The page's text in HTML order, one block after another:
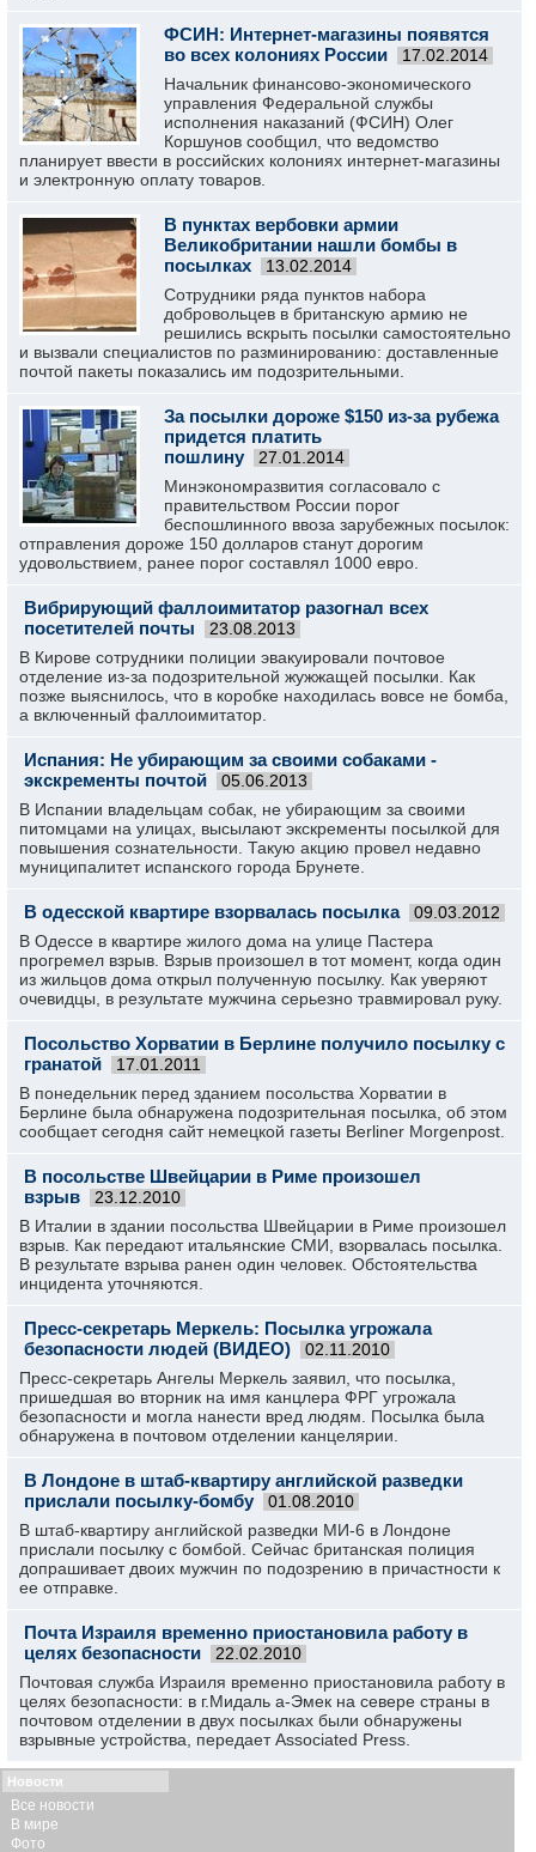
ФСИН: Интернет-магазины появятся
во всех колониях России
17.02.2014
Начальник финансово-экономического
управления Федеральной службы
исполнения наказаний (ФСИН) Олег
Коршунов сообщил, что ведомство
планирует ввести в российских колониях интернет-магазины
и электронную оплату товаров.
В пунктах вербовки армии
Великобритании нашли бомбы в
посылках
13.02.2014
Сотрудники ряда пунктов набора
добровольцев в британскую армию не
решились вскрыть посылки самостоятельно
и вызвали специалистов по разминированию: доставленные
почтой пакеты показались им подозрительными.
За посылки дороже $150 из-за рубежа
придется платить
пошлину
27.01.2014
Минэкономразвития согласовало с
правительством России порог
беспошлинного ввоза зарубежных посылок:
отправления дороже 150 долларов станут дорогим
удовольствием, ранее порог составлял 1000 евро.
Вибрирующий фаллоимитатор разогнал всех
посетителей почты
23.08.2013
В Кирове сотрудники полиции эвакуировали почтовое
отделение из-за подозрительной жужжащей посылки. Как
позже выяснилось, что в коробке находилась вовсе не бомба,
а включенный фаллоимитатор.
Испания: Не убирающим за своими собаками -
экскременты почтой
05.06.2013
В Испании владельцам собак, не убирающим за своими
питомцами на улицах, высылают экскременты посылкой для
повышения сознательности. Такую акцию провел недавно
муниципалитет испанского города Брунете.
В одесской квартире взорвалась посылка 09.03.2012
В Одессе в квартире жилого дома на улице Пастера
прогремел взрыв. Взрыв произошел в тот момент, когда один
из жильцов дома открыл полученную посылку. Как уверяют
очевидцы, в результате мужчина серьезно травмировал руку.
Посольство Хорватии в Берлине получило посылку с
гранатой
17.01.2011
В понедельник перед зданием посольства Хорватии в
Берлине была обнаружена подозрительная посылка, об этом
сообщает сегодня сайт немецкой газеты Berliner Morgenpost.
В посольстве Швейцарии в Риме произошел
взрыв
23.12.2010
В Италии в здании посольства Швейцарии в Риме произошел
взрыв. Как передают итальянские СМИ, взорвалась посылка.
В результате взрыва ранен один человек. Обстоятельства
инцидента уточняются.
Пресс-секретарь Меркель: Посылка угрожала
безопасности людей (ВИДЕО)
02.11.2010
Пресс-секретарь Ангелы Меркель заявил, что посылка,
пришедшая во вторник на имя канцлера ФРГ угрожала
безопасности и могла нанести вред людям. Посылка была
обнаружена в почтовом отделении канцелярии.
В Лондоне в штаб-квартиру английской разведки
прислали посылку-бомбу
01.08.2010
В штаб-квартиру английской разведки МИ-6 в Лондоне
прислали посылку с бомбой. Сейчас британская полиция
допрашивает двоих мужчин по подозрению в причастности к
ее отправке.
Почта Израиля временно приостановила работу в
целях безопасности
22.02.2010
Почтовая служба Израиля временно приостановила работу в
целях безопасности: в г.Мидаль а-Эмек на севере страны в
почтовом отделении в двух посылках были обнаружены
взрывные устройства, передает Associated Press.
Новости
Все новости
В мире
Фото